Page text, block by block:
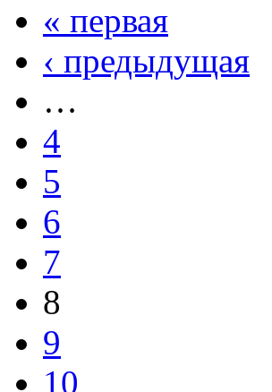
« первая
‹ предыдущая
…
4
5
6
7
8
9
10